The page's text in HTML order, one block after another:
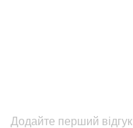
Додайте перший відгук